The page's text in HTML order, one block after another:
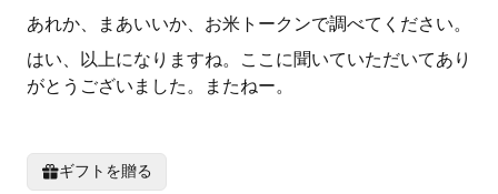
あれか、まあいいか、お米トークンで調べてください。
はい、以上になりますね。ここに聞いていただいてあり
がとうございました。またねー。
ギフトを贈る